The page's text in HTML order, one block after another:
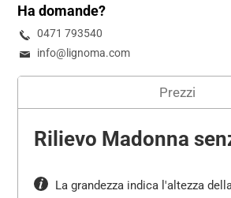
Ha domande?
0471 793540
info@lignoma.com
Prezzi
Rilievo Madonna
La grandezza indica l'altezza